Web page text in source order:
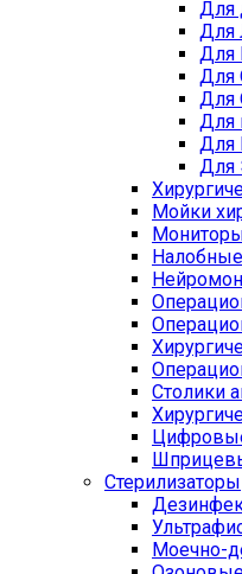
Для
Для
Для
Для
Для
Для
Для
Для
Мойки
Столики
Стерилизаторы
Моечно-